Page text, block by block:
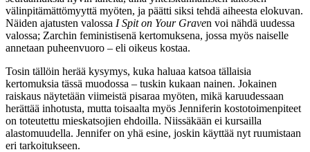
välinpitämättömyyttä myöten, ja päätti siksi tehdä aiheesta elokuvan.
Näiden ajatusten valossa I Spit on Your Graven voi nähdä uudessa
valossa; Zarchin feministisenä kertomuksena, jossa myös naiselle
annetaan puheenvuoro – eli oikeus kostaa.
Tosin tällöin herää kysymys, kuka haluaa katsoa tällaisia
kertomuksia tässä muodossa – tuskin kukaan nainen. Jokainen
raiskaus näytetään viimeistä pisaraa myöten, mikä karuudessaan
herättää inhotusta, mutta toisaalta myös Jenniferin kostotoimenpiteet
on toteutettu mieskatsojien ehdoilla. Niissäkään ei kursailla
alastomuudella. Jennifer on yhä esine, joskin käyttää nyt ruumistaan
eri tarkoitukseen.